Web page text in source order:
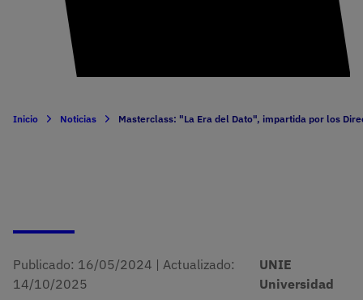
Inicio Noticias Masterclass: "La Era del Dato", impartida por los
Publicado: 16/05/2024 | Actualizado:
14/10/2025
UNIE
Universidad